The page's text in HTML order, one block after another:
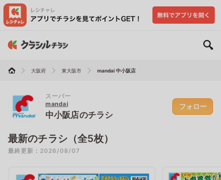
大阪府 東大阪市 mandai 中小阪店
スーパー
mandai
中小阪店のチラシ
フォロー
最新のチラシ（全5枚）
最終更新：2026/08/07